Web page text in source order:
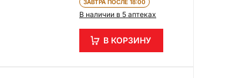
ЗАВТРА ПОСЛЕ 18:00
В наличии в 5 аптеках
В КОРЗИНУ